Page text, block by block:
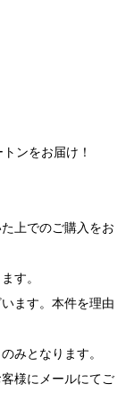
ンをお届け！
上でのご購入をお
す。
ます。本件を理由
みとなります。
様にメールにてご